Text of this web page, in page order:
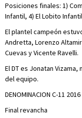
Posiciones finales: 1)
Infantil, 4) El Lobito
El plantel campeón
Andretta, Lorenzo
Cuevas y Vicente Ravelli.
El DT es Jonatan
del equipo.
DENOMINACION C-11 2016
Final revancha